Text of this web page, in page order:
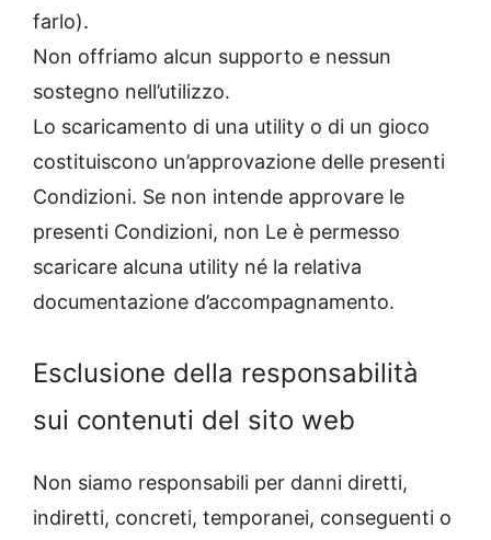
farlo).
Non offriamo alcun supporto e nessun
sostegno nell’utilizzo.
Lo scaricamento di una utility o di un gioco
costituiscono un’approvazione delle presenti
Condizioni. Se non intende approvare le
presenti Condizioni, non Le è permesso
scaricare alcuna utility né la relativa
documentazione d’accompagnamento.
Esclusione della responsabilità
sui contenuti del sito web
Non siamo responsabili per danni diretti,
indiretti, concreti, temporanei, conseguenti o